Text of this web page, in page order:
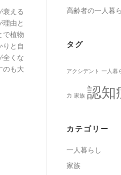
衰える
由と
で植物
りと自
全くな
のも大
高齢者の一人暮
タグ
アクシデント 一人暮
力 家族 認知
カテゴリー
一人暮らし
家族